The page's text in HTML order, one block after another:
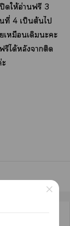
ดให้อ่านฟรี 3
ที่ 4 เป็นต้นไ
หมือนเดิมะะ
รีได้หลังาติด
×